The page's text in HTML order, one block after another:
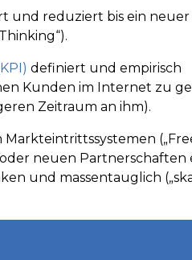
und reduziert bis ein neuer
definiert und empirisch
Kunden im Internet zu
Zeitraum an ihm).
neuen Partnerschaften
und massentauglich